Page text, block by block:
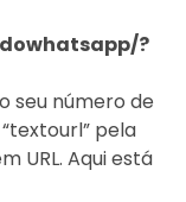
?
seu número de
pela
URL. Aqui está